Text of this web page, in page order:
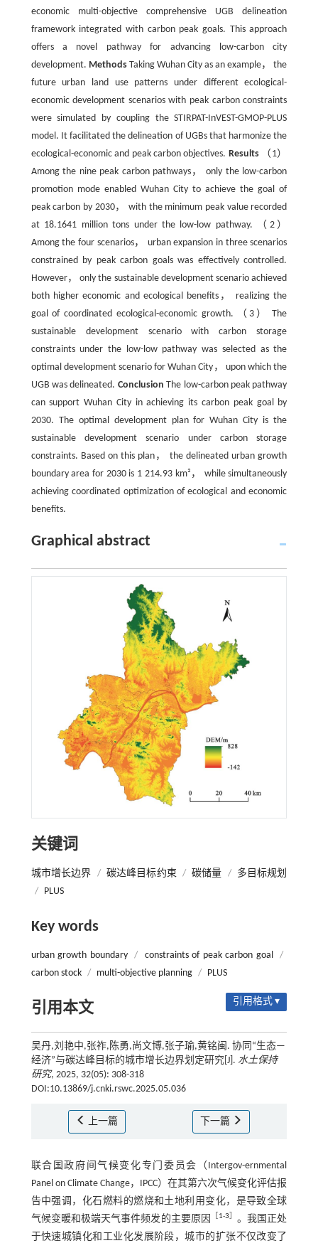
economic multi-objective comprehensive UGB delineation
framework integrated with carbon peak goals. This approach
offers a novel pathway for advancing low-carbon city
development. MethodsTaking Wuhan City as an example， the
future urban land use patterns under different ecological-
economic development scenarios with peak carbon constraints
were simulated by coupling the STIRPAT-InVEST-GMOP-PLUS
model. It facilitated the delineation of UGBs that harmonize the
ecological-economic and peak carbon objectives. Results（1）
Among the nine peak carbon pathways， only the low-carbon
promotion mode enabled Wuhan City to achieve the goal of
peak carbon by 2030， with the minimum peak value recorded
at 18.1641 million tons under the low-low pathway. （2）
Among the four scenarios， urban expansion in three scenarios
constrained by peak carbon goals was effectively controlled.
However， only the sustainable development scenario achieved
both higher economic and ecological benefits， realizing the
goal of coordinated ecological-economic growth. （3） The
sustainable development scenario with carbon storage
constraints under the low-low pathway was selected as the
optimal development scenario for Wuhan City， upon which the
UGB was delineated. Conclusion The low-carbon peak pathway
can support Wuhan City in achieving its carbon peak goal by
2030. The optimal development plan for Wuhan City is the
sustainable development scenario under carbon storage
constraints. Based on this plan， the delineated urban growth
boundary area for 2030 is 1 214.93 km²， while simultaneously
achieving coordinated optimization of ecological and economic
benefits.
Graphical abstract
关键词
城市增长边界 / 碳达峰目标约束 / 碳储量 /
多目标规划
/
PLUS
Key words
urban growth boundary / constraints of peak carbon goal
/
carbon stock / multi-objective planning / PLUS
引用本文 引用格式 ▾
吴丹,刘艳中,张祚,陈勇,尚文博,张子瑜,黄铭闽. 协同“生态—
经济”与碳达峰目标的城市增长边界划定研究[J]. 水土保持
研究, 2025, 32(05): 308-318
DOI:10.13869/j.cnki.rswc.2025.05.036
上一篇 下一篇
联合国政府间气候变化专门委员会（Intergov-ernmental
Panel on Climate Change，IPCC）在其第六次气候变化评估报
告中强调，化石燃料的燃烧和土地利用变化，是导致全球
气候变暖和极端天气事件频发的主要原因
1-3
。我国正处
于快速城镇化和工业化发展阶段，城市的扩张不仅改变了